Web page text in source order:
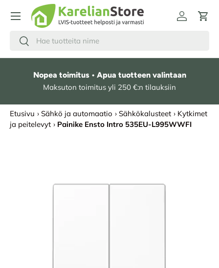
HYPPÄÄ SISÄLTÖÖN
Hae
Etsi
Kirjaudu
Nopea toimitus • Apua tuotteen valintaan
Maksuton toimitus yli 250 €:n tilauksiin
Etusivu › Sähkö ja automaatio › Sähkökalusteet › Kytkimet
ja peitelevyt › Painike Ensto Intro 535EU-L995WWFI